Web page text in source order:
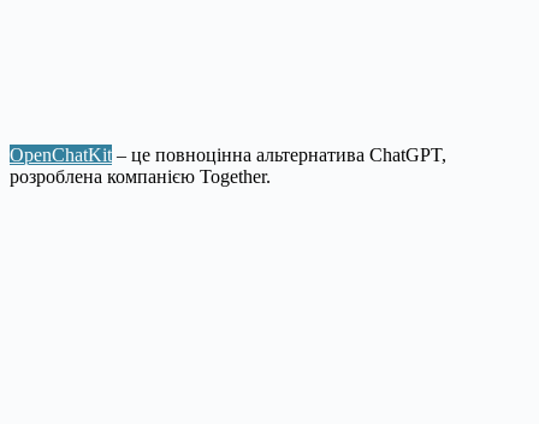
OpenChatKit – це повноцінна альтернатива ChatGPT,
розроблена компанією Together.